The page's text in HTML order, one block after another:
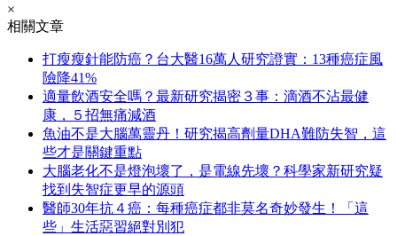
×
相關文章
打瘦瘦針能防癌？台大醫16萬人研究證實：13種癌症風
險降41%
適量飲酒安全嗎？最新研究揭密３事：滴酒不沾最健
康，５招無痛減酒
魚油不是大腦萬靈丹！研究揭高劑量DHA難防失智，這
些才是關鍵重點
大腦老化不是燈泡壞了，是電線先壞？科學家新研究疑
找到失智症更早的源頭
醫師30年抗４癌：每種癌症都非莫名奇妙發生！「這
些」生活惡習絕對別犯